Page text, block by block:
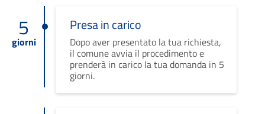
5
giorni
Presa in carico
Dopo aver presentato la tua richiesta,
il comune avvia il procedimento e
prenderà in carico la tua domanda in 5
giorni.